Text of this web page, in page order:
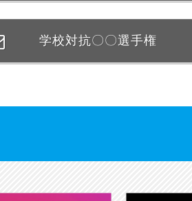
学校対抗〇〇選手権